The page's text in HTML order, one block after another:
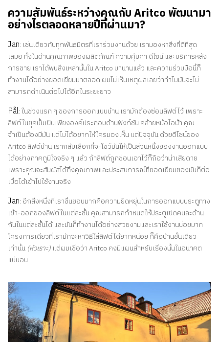
ความสัมพันธ์ระหว่างคุณกับ Aritco พัฒนามา
อย่างไรตลอดหลายปีที่ผ่านมา?
Jan: เช่นเดียวกับทุกพันธมิตรที่เราร่วมงานด้วย เรามองหาสิ่งที่ดีที่สุด
เสมอ ทั้งในด้านคุณภาพของผลิตภัณฑ์ ความคุ้มค่า ดีไซน์ และบริการหลัง
การขาย เราได้พบสิ่งเหล่านั้นใน Aritco มานานแล้ว และความร่วมมือนี้ก็
ทำงานได้อย่างยอดเยี่ยมมาตลอด ผมไม่เห็นเหตุผลเลยว่าทำไมมันจะไม่
สามารถดำเนินต่อไปได้อีกในระยะยาว
Pål: ในช่วงแรก ๆ ของการออกแบบบ้าน เรามักต้องซ่อนลิฟต์ไว้ เพราะ
ลิฟต์ในยุคนั้นเป็นเพียงองค์ประกอบด้านฟังก์ชัน คล้ายหม้อไอน้ํา คุณ
จำเป็นต้องมีมัน แต่ไม่ได้อยากให้ใครมองเห็น แต่ปัจจุบัน ด้วยดีไซน์ของ
Aritco ลิฟต์บ้าน เรากลับเลือกที่จะโชว์มันให้เป็นส่วนหนึ่งของงานออกแบบ
ได้อย่างภาคภูมิใจจริง ๆ แล้ว ถ้าลิฟต์ถูกซ่อนเอาไว้ก็ถือว่าน่าเสียดาย
เพราะคุณจะสัมผัสได้ถึงคุณภาพและประสบการณ์ที่ยอดเยี่ยมของมันก็ต่อ
เมื่อได้เข้าไปใช้งานจริง
Jan: อีกสิ่งหนึ่งที่เราชื่นชอบมากคือความยืดหยุ่นในการออกแบบประตูทาง
เข้า-ออกของลิฟต์ในแต่ละชั้น คุณสามารถกำหนดให้ประตูเปิดคนละด้าน
กันในแต่ละชั้นได้ และมันก็ทํางานได้อย่างสวยงามและเราใช้งานบ่อยมาก
โครงการเดียวที่เรามักจะหาวิธีใส่ลิฟต์ได้ยากหน่อย ก็คือบ้านชั้นเดียว
เท่านั้น (หัวเราะ) แต่ผมเชื่อว่า Aritco คงมีแผนสำหรับเรื่องนั้นในอนาคต
แน่นอน